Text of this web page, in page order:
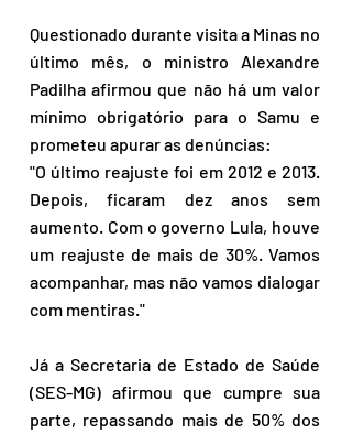
Questionado durante visita a Minas no
último mês, o ministro Alexandre
Padilha afirmou que não há um valor
mínimo obrigatório para o Samu e
prometeu apurar as denúncias:
"O último reajuste foi em 2012 e 2013.
Depois, ficaram dez anos sem
aumento. Com o governo Lula, houve
um reajuste de mais de 30%. Vamos
acompanhar, mas não vamos dialogar
com mentiras."
Já a Secretaria de Estado de Saúde
(SES-MG) afirmou que cumpre sua
parte, repassando mais de 50% dos